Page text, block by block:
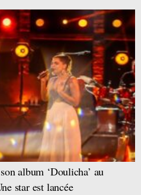
album ‘Doulicha’ au
star est lancée